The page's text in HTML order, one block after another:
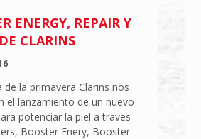
ENERGY, REPAIR Y
CLARINS
de la primavera Clarins nos
el lanzamiento de un nuevo
potenciar la piel a traves
Booster Enery, Booster